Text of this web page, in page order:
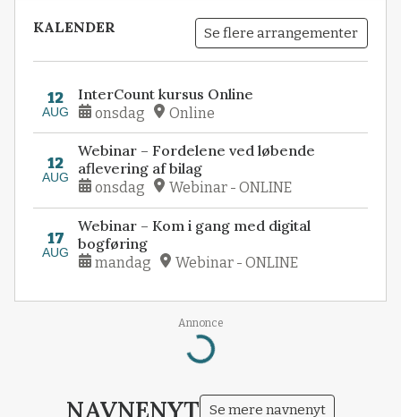
KALENDER Se flere arrangementer
12
AUG
InterCount kursus Online
onsdag Online
12
AUG
Webinar – Fordelene ved løbende
aflevering af bilag
onsdag Webinar - ONLINE
17
AUG
Webinar – Kom i gang med digital
bogføring
mandag Webinar - ONLINE
Annonce
Loading...
NAVNENYT Se mere navnenyt